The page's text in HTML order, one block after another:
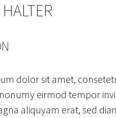
dolor sit amet,
eirmod tempor
aliquyam erat, sed